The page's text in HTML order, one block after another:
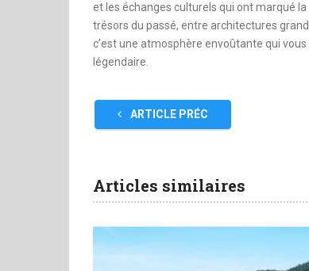
et les échanges culturels qui ont marqué
trésors du passé, entre architectures
c’est une atmosphère envoûtante qui
légendaire.
ARTICLE PRÉC
Articles similaires